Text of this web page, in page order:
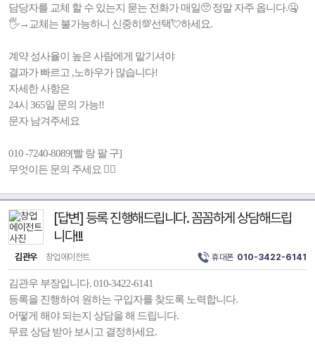
담당자를 교체 할 수 있는지 묻는 전화가 매일🥺 정말 자주 옵니다.🤐
🖐→교체는 불가능하니 신중히💯선택💘하세요.
계약 성사율이 높은 사람에게 맡기셔야
결과가 빠르고 ,노하우가 많습니다!
자세한 사항은
24시 365일 문의 가능!!
문자 남겨주세요
010 -7240-8089[빨 랑 팔 구]
무엇이든 문의 주세요 💁‍♀️
[답변] 등록 진행해드립니다. 꼼꼼하게 상담해드립
니다!!!
김관우 창업에이전트 휴대폰 010-3422-6141
김관우 부장입니다. 010-3422-6141
등록을 진행하여 원하는 구입자를 찾도록 노력합니다.
어떻게 해야 되는지 상담을 해 드립니다.
무료 상담 받아 보시고 결정하세요.